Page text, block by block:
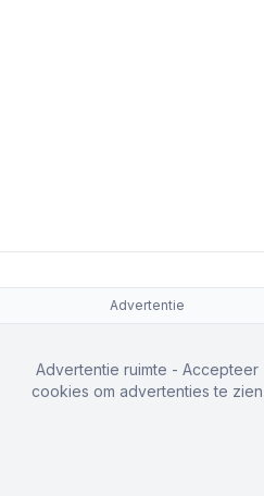
Advertentie
Advertentie ruimte - Accepteer
cookies om advertenties te zien